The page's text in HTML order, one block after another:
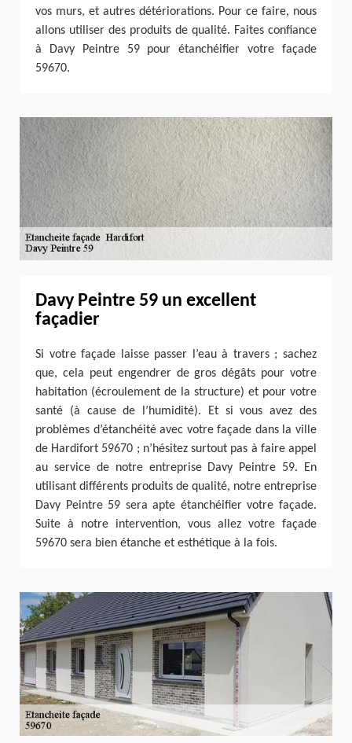
vos murs, et autres détériorations. Pour ce faire, nous
allons utiliser des produits de qualité. Faites confiance
à Davy Peintre 59 pour étanchéifier votre façade
59670.
Davy Peintre 59 un excellent
façadier
Si votre façade laisse passer l’eau à travers ; sachez
que, cela peut engendrer de gros dégâts pour votre
habitation (écroulement de la structure) et pour votre
santé (à cause de l’humidité). Et si vous avez des
problèmes d’étanchéité avec votre façade dans la ville
de Hardifort 59670 ; n’hésitez surtout pas à faire appel
au service de notre entreprise Davy Peintre 59. En
utilisant différents produits de qualité, notre entreprise
Davy Peintre 59 sera apte étanchéifier votre façade.
Suite à notre intervention, vous allez votre façade
59670 sera bien étanche et esthétique à la fois.